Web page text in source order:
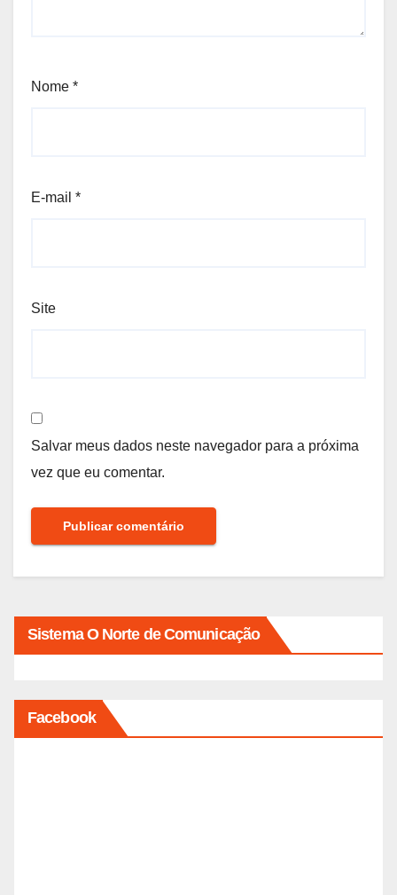
Nome *
E-mail *
Site
Salvar meus dados neste navegador para a próxima
vez que eu comentar.
Sistema O Norte de Comunicação
Facebook